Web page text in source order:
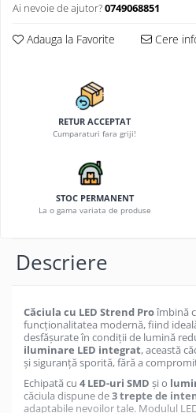
Ai nevoie de ajutor?0749068851
Adauga la Favorite Cere
RETUR ACCEPTAT
Cumparaturi fara griji!
STOC PERMANENT
La o gama variata de produse
Descriere
Căciula cu LED Strend Proîmbină
funcționalitatea modernă, fiind
desfășurate în condiții de lumină
iluminare LED integrat, această
și siguranță sporită, fără a
Echipată cu 4 LED-uri SMD și o
căciula dispune de3 trepte de
adaptabile nevoilor tale. Modulul